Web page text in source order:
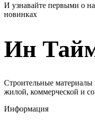
И узнавайте первыми о
новинках
Ин
Строительные материалы
жилой, коммерческой и
Информация